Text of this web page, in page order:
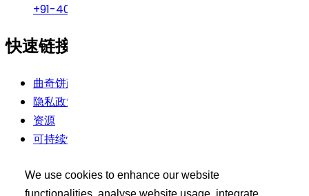
We use cookies to enhance our website
+91-40-49002222
快速链接
曲奇饼政策
隐私政策
资源
可持续性